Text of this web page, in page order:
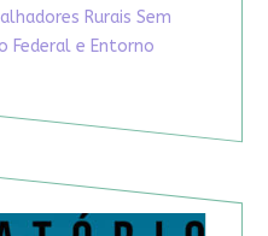
Rurais Sem
Federal e Entorno